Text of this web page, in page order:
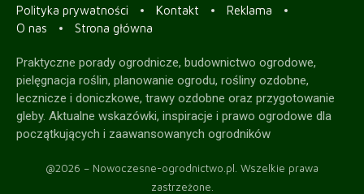
Polityka prywatności Kontakt
Reklama
O nas
Strona główna
Praktyczne porady ogrodnicze, budownictwo ogrodowe,
pielęgnacja roślin, planowanie ogrodu, rośliny ozdobne,
lecznicze i doniczkowe, trawy ozdobne oraz przygotowanie
gleby. Aktualne wskazówki, inspiracje i prawo ogrodowe dla
początkujących i zaawansowanych ogrodników
@2026 – Nowoczesne-ogrodnictwo.pl. Wszelkie prawa
zastrzeżone.